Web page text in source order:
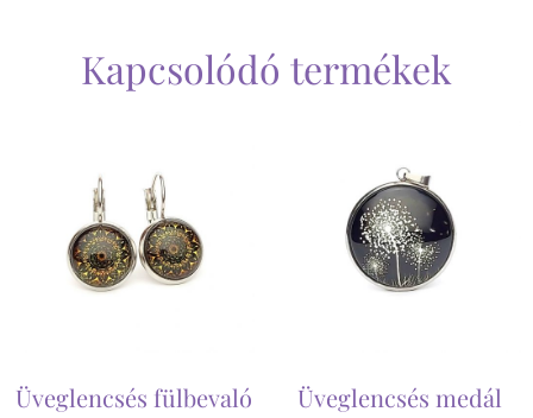
Kapcsolódó termékek
Üveglencsés fülbevaló Üveglencsés medál